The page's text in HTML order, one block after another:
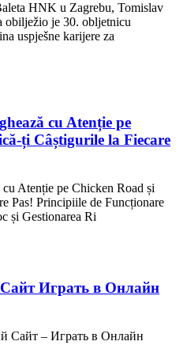
HNK u Zagrebu, Tomislav
obilježio je 30. obljetnicu
uspješne karijere za
cu Atenție pe
ți Câștigurile la Fiecare
Atenție pe Chicken Road și
Pas! Principiile de Funcționare
și Gestionarea Ri
Играть в Онлайн
– Играть в Онлайн